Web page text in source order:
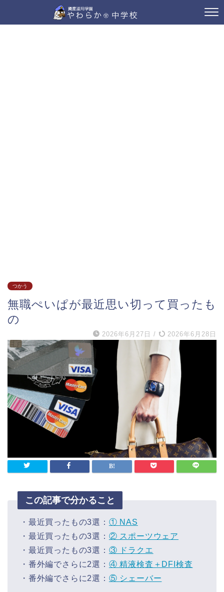
つかう
無職ぺいぱが最近思い切って買ったも
の
2026年6月27日 / 2026年6月28日
この記事で分かること
・最近買ったもの3選： ① NAS
・最近買ったもの3選： ② スポーツウェア
・最近買ったもの3選： ③ ドラクエ
・番外編でさらに2選： ④ 精液検査＋DFI検査
・番外編でさらに2選： ⑤ シェーバー